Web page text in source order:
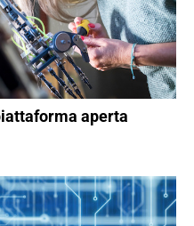
aperta